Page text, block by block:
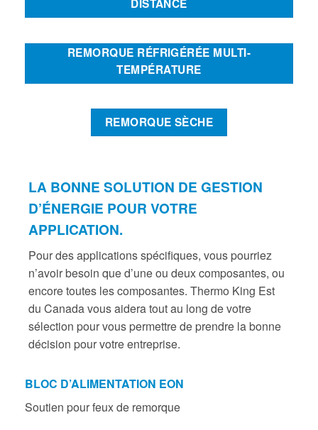
DISTANCE
REMORQUE RÉFRIGÉRÉE MULTI-
TEMPÉRATURE
REMORQUE SÈCHE
LA BONNE SOLUTION DE GESTION
D’ÉNERGIE POUR VOTRE
APPLICATION.
Pour des applications spécifiques, vous pourriez
n’avoir besoin que d’une ou deux composantes, ou
encore toutes les composantes. Thermo King Est
du Canada vous aidera tout au long de votre
sélection pour vous permettre de prendre la bonne
décision pour votre entreprise.
BLOC D’ALIMENTATION EON
Soutien pour feux de remorque